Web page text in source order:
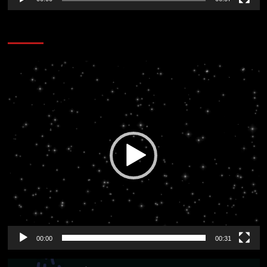
Reproductor
vídeo
00:00 00:31